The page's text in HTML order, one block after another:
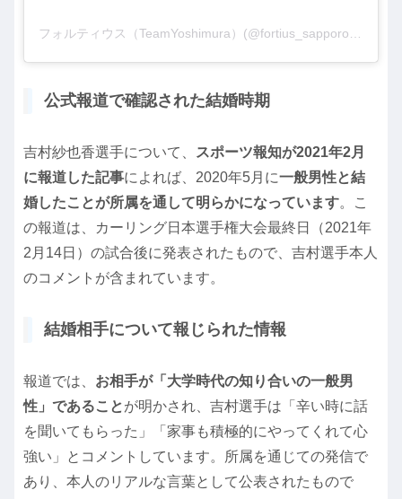
公式報道で確認された結婚時期
吉村紗也香選手について、
スポーツ報知が2021年2月
に報道した記事によれば、2020年5月に一般男性と結
婚したことが所属を通して明らかになっています。こ
の報道は、カーリング日本選手権大会最終日（2021年
2月14日）の試合後に発表されたもので、吉村選手本人
のコメントが含まれています。
結婚相手について報じられた情報
報道では、 お相手が「大学時代の知り合いの一般男
性」であることが明かされ、吉村選手は「辛い時に話
を聞いてもらった」「家事も積極的にやってくれて心
強い」とコメントしています。所属を通じての発信で
あり、本人のリアルな言葉として公表されたもので